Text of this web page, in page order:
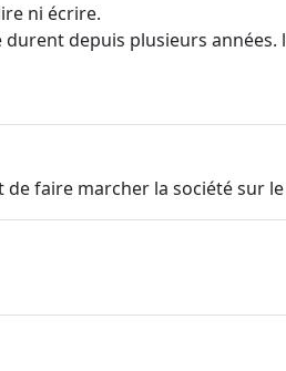
ni écrire.
depuis plusieurs
faire marcher la société sur